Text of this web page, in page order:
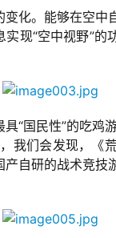
化。能够在空
现“空中视野”
“国民性”的吃鸡
我们会发现，《
自研的战术竞